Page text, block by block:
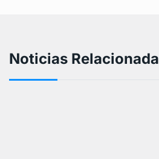
Noticias Relacionada